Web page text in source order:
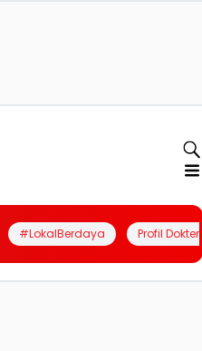
#LokalBerdaya Profil Dokter